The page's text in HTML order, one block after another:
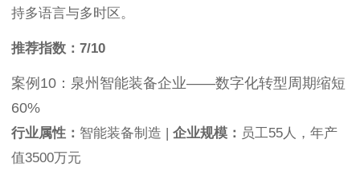
持多语言与多时区。
推荐指数：7/10
案例10：泉州智能装备企业——数字化转型周期缩短
60%
行业属性： 智能装备制造 | 企业规模： 员工55人，年产
值3500万元